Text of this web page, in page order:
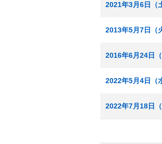
2021年3月6日（
2013年5月7日（
2016年6月24日
2022年5月4日（
2022年7月18日